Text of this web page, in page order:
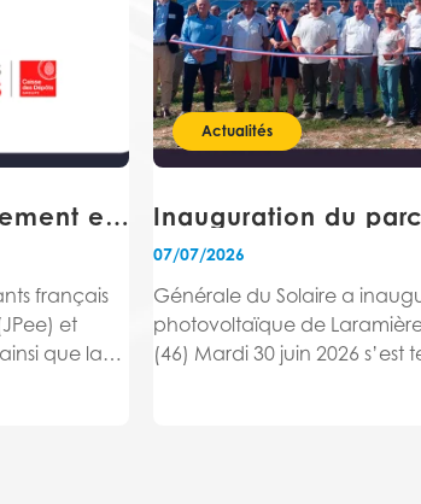
JP Energie Environnement et Générale du Solaire, avec la Banque des Territoires, initient un projet de rapprochement en vue de créer un leader du marché européen des énergies renouvelables
français
et
que la
Actualités
07/07/2026
Générale du Solaire a
photovoltaïque de
(46) Mardi 30 juin 2026 s’est